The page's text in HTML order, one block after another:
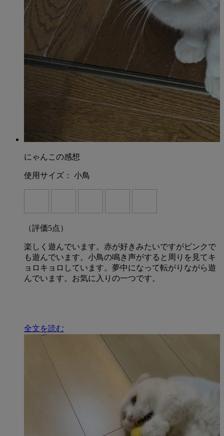
にゃんこの感想
使用サイズ： 小鳥
（評価5点）
楽しく遊んでいます。赤が好きみたいですがピンクで
も遊んでいます。小鳥の鳴き声がすると周りを見てキ
ョロキョロしています。夢中になって転がりながら遊
んでいます。お気に入りの一つです。
全文を読む